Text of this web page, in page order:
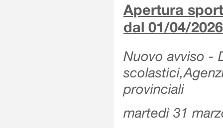
Apertura
dal 01/04/2026
Nuovo avviso -
provinciali
martedì 31